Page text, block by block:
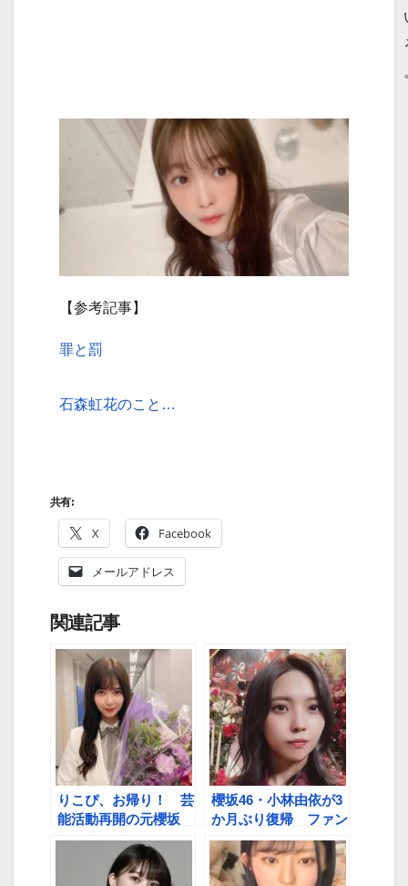
【参考記事】
罪と罰
石森虹花のこと…
共有:
X Facebook
メールアドレス
関連記事
りこぴ、お帰り！ 芸
能活動再開の元櫻坂
46・松平璃子へ、フ
ァンから熱い声援
櫻坂46・小林由依が3
か月ぶり復帰 ファン
は涙で「おかえり！！
ゆいぽん！！」